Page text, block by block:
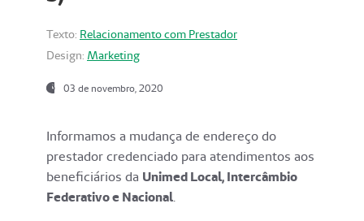
Texto: Relacionamento com Prestador
Design: Marketing
03 de novembro, 2020
Informamos a mudança de endereço do
prestador credenciado para atendimentos aos
beneficiários da Unimed Local, Intercâmbio
Federativo e Nacional.